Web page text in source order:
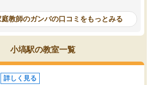
た今では平均点以上の
ました！あと1年受験ま
週末教室を使用しな
いと思います！
問できるのでとても助か
庭教師のガンバの口コミをもっとみる
小塙駅の教室一覧
詳しく見る